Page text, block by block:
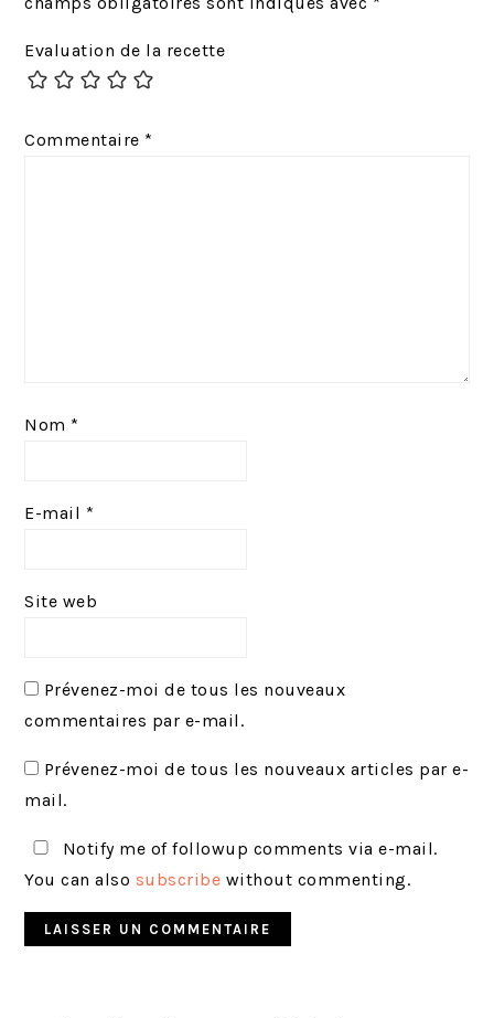
d
e
t
Evaluation de la recette
Commentaire *
Nom *
E-mail *
Site web
Prévenez-moi de tous les nouveaux
commentaires par e-mail.
Prévenez-moi de tous les nouveaux articles par e-
mail.
Notify me of followup comments via e-mail.
You can also subscribe without commenting.